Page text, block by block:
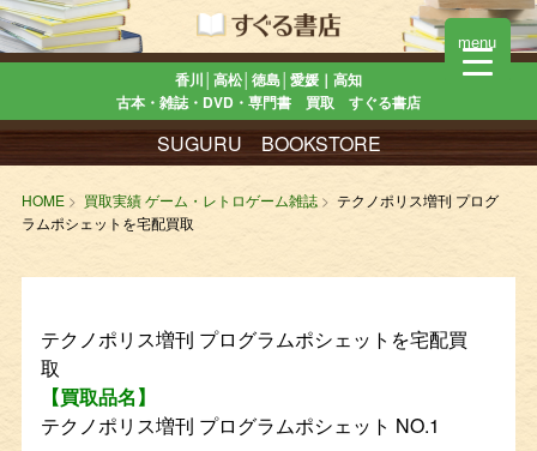
香川│高松│徳島│愛媛｜高知
古本・雑誌・DVD・専門書 買取 すぐる書店
SUGURU BOOKSTORE
HOME 買取実績 ゲーム・レトロゲーム雑誌
テクノポリス増刊 プログ
ラムポシェットを宅配買取
テクノポリス増刊 プログラムポシェットを宅配買
取
【買取品名】
テクノポリス増刊 プログラムポシェット NO.1
menu